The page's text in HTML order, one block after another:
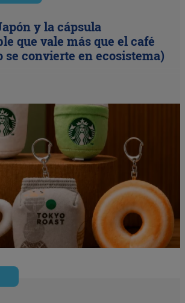
y la cápsula
que vale más que el café
se convierte en ecosistema)